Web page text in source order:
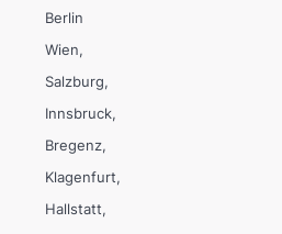
Berlin
Wien
Salzburg
Innsbruck
Bregenz
Klagenfurt
Hallstatt